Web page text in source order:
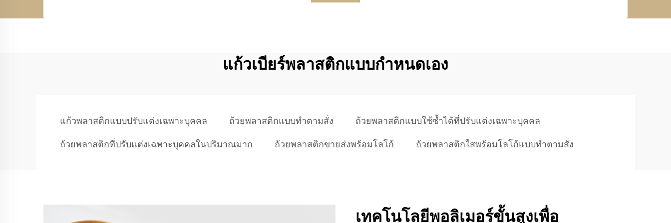
แก้วเบียร์พลาสติกแบบกำหนดเอง
แก้วพลาสติกแบบปรับแต่งเฉพาะบุคคล ถ้วยพลาสติกแบบทำตามสั่ง ถ้วยพลาสติกแบบใช้ซ้ำได้ที่ปรับแต่งเฉพาะบุคคล
ถ้วยพลาสติกที่ปรับแต่งเฉพาะบุคคลในปริมาณมาก ถ้วยพลาสติกขายส่งพร้อมโลโก้ ถ้วยพลาสติกใสพร้อมโลโก้แบบทำตามสั่ง
เทคโนโลยีพอลิเมอร์ขั้นสูงเพื่อ